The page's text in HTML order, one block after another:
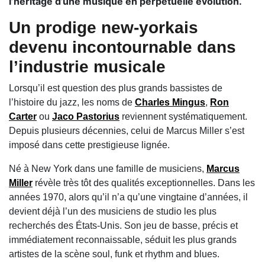
Un prodige new-yorkais
devenu incontournable dans
l’industrie musicale
Lorsqu’il est question des plus grands bassistes de
l’histoire du jazz, les noms de Charles Mingus, Ron
Carter ou Jaco Pastorius reviennent systématiquement.
Depuis plusieurs décennies, celui de Marcus Miller s’est
imposé dans cette prestigieuse lignée.
Né à New York dans une famille de musiciens, Marcus
Miller révèle très tôt des qualités exceptionnelles. Dans les
années 1970, alors qu’il n’a qu’une vingtaine d’années, il
devient déjà l’un des musiciens de studio les plus
recherchés des États-Unis. Son jeu de basse, précis et
immédiatement reconnaissable, séduit les plus grands
artistes de la scène soul, funk et rhythm and blues.